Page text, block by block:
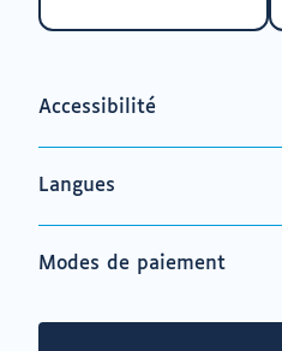
Accessibilité
Langues
Modes de paiement